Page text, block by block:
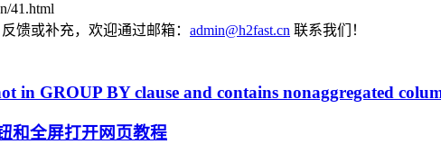
41.html
馈或补充，欢迎通过邮箱： admin@h2fast.cn 联系我们！
in GROUP BY clause and contains nonaggregated
和全屏打开网页教程